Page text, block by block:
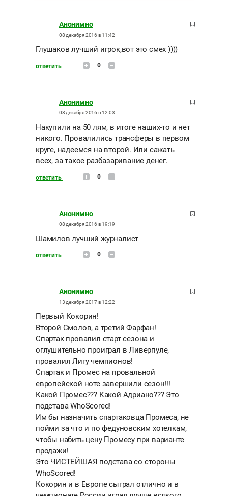
Анонимно
08 декабря 2016 в 11:42
Глушаков лучший игрок,вот это смех ))))
ответить 0
Анонимно
08 декабря 2016 в 12:03
Накупили на 50 лям, в итоге наших-то и нет
никого. Провалились трансферы в первом
круге, надеемся на второй. Или сажать
всех, за такое разбазаривание денег.
ответить 0
Анонимно
08 декабря 2016 в 19:19
Шамилов лучший журналист
ответить 0
Анонимно
13 декабря 2017 в 12:22
Первый Кокорин!
Второй Смолов, а третий Фарфан!
Спартак провалил старт сезона и
оглушительно проиграл в Ливерпуле,
провалил Лигу чемпионов!
Спартак и Промес на провальной
европейской ноте завершили сезон!!!
Какой Промес??? Какой Адриано??? Это
подстава WhoScored!
Им бы назначить спартаковца Промеса, не
пойми за что и по федуновским хотелкам,
чтобы набить цену Промесу при варианте
продажи!
Это ЧИСТЕЙШАЯ подстава со стороны
WhoScored!
Кокорин и в Европе сыграл отлично и в